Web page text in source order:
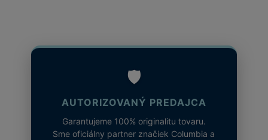
🛡️
AUTORIZOVANÝ PREDAJCA
Garantujeme 100% originalitu tovaru.
Sme oficiálny partner značiek Columbia a